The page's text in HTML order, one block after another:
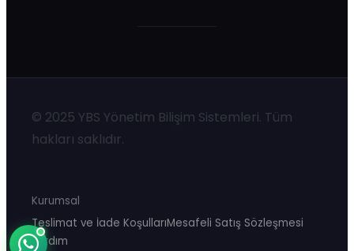
© 2025 YBS Yönetim Bilişim Sistemleri. Tüm
hakları saklıdır.
Kurumsal
Teslimat ve İade KoşullarıMesafeli Satış Sözleşmesi
Yardım